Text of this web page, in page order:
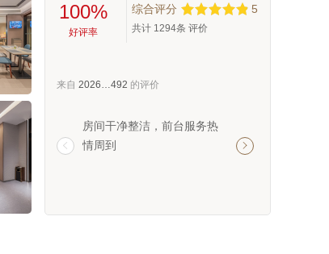
100%
好评率
综合评分 5
共计 1294条 评价
来自 2026…492 的评价

房间干净整洁，前台服务热
情周到
环境优美 附近独墅
